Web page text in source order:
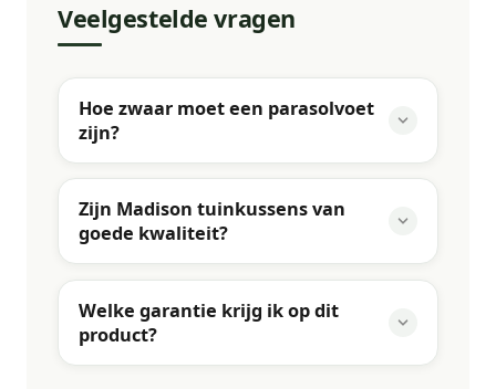
Veelgestelde vragen
Hoe zwaar moet een parasolvoet
zijn?
Zijn Madison tuinkussens van
goede kwaliteit?
Welke garantie krijg ik op dit
product?